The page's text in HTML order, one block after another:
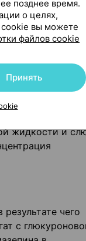
что
серьезных
от 0,8 до 1,9 л/
с белками
жидкости и
чего
с
позднее время.
о целях,
cookie вы можете
файлов cookie
Принять